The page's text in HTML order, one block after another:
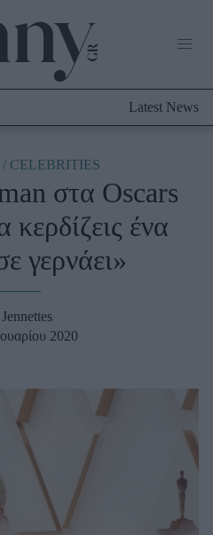
Latest News
CELEBRITIES
στα Oscars
ένα
γερνάει»
2020